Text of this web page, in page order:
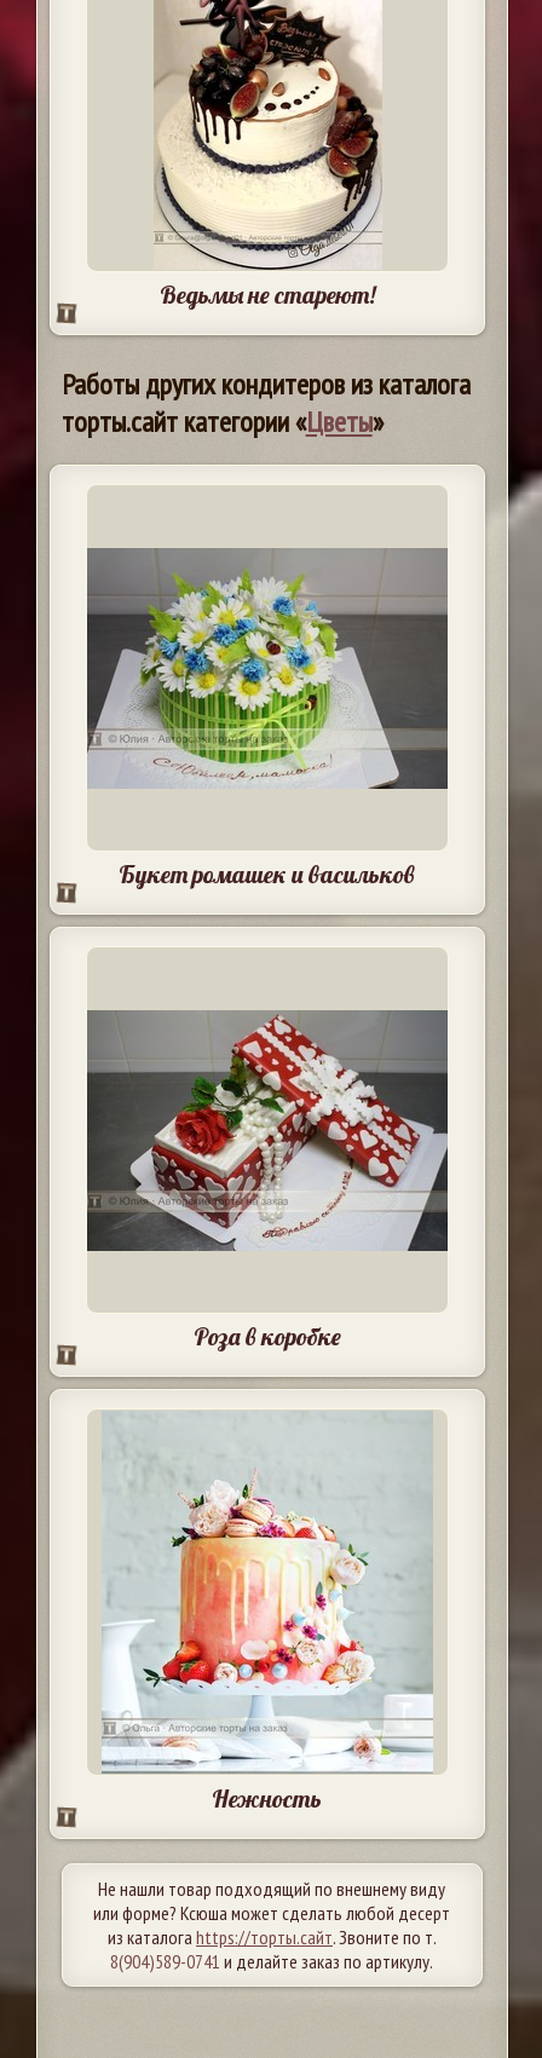
Ведьмы не стареют!
Работы других кондитеров из каталога
торты.сайт категории «Цветы»
Букет ромашек и васильков
Роза в коробке
Нежность
Не нашли товар подходящий по внешнему виду
или форме? Ксюша может сделать любой десерт
из каталога https://торты.сайт. Звоните по т.
8(904)589-0741 и делайте заказ по артикулу.